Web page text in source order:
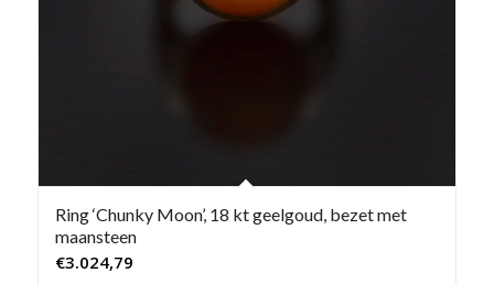
Ring ‘Chunky Moon’, 18 kt geelgoud, bezet met
maansteen
€3.024,79